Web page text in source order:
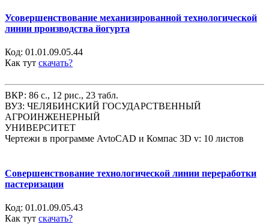
Усовершенствование механизированной технологической
линии производства йогурта
Код: 01.01.09.05.44
Как тут скачать?
ВКР: 86 с., 12 рис., 23 табл.
ВУЗ: ЧЕЛЯБИНСКИЙ ГОСУДАРСТВЕННЫЙ
АГРОИНЖЕНЕРНЫЙ
УНИВЕРСИТЕТ
Чертежи в программе AvtoCAD и Компас 3D v: 10 листов
Совершенствование технологической линии переработки
пастеризации
Код: 01.01.09.05.43
Как тут скачать?